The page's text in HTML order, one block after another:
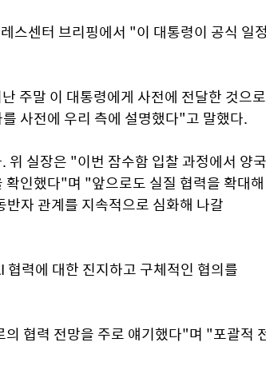
스센터 브리핑에서 "이 대통령이 공식 일
주말 이 대통령에게 사전에 전달한 것으로
사전에 우리 측에 설명했다"고 말했다.
위 실장은 "이번 잠수함 입찰 과정에서 양
인했다"며 "앞으로도 실질 협력을 확대해
자 관계를 지속적으로 심화해 나갈
력에 대한 진지하고 구체적인 협의를
협력 전망을 주로 얘기했다"며 "포괄적